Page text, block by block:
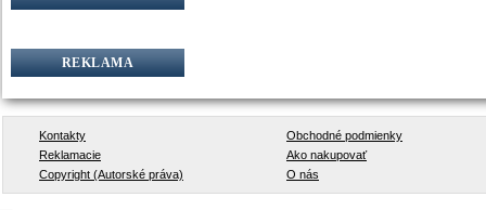
REKLAMA
Kontakty
Obchodné podmienky
Reklamacie
Ako nakupovať
Copyright (Autorské práva)
O nás